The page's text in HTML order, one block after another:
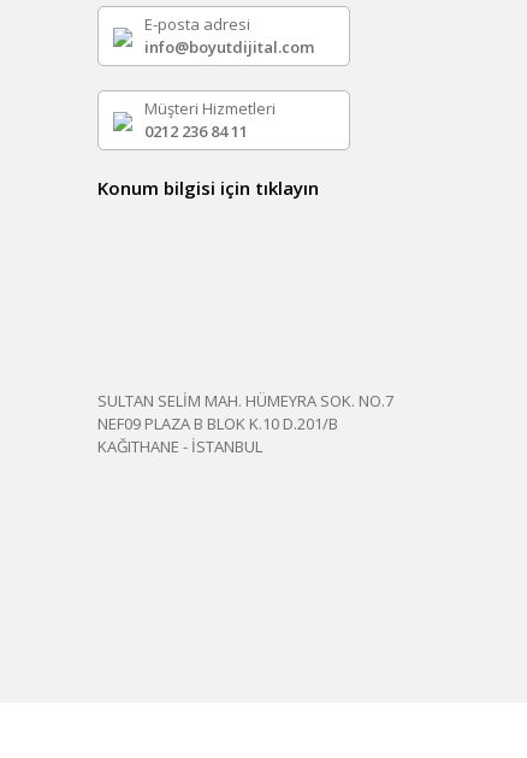
E-posta adresi
info@boyutdijital.com
Müşteri Hizmetleri
0212 236 84 11
Konum bilgisi için tıklayın
SULTAN SELİM MAH. HÜMEYRA SOK. NO.7
NEF09 PLAZA B BLOK K.10 D.201/B
KAĞITHANE - İSTANBUL